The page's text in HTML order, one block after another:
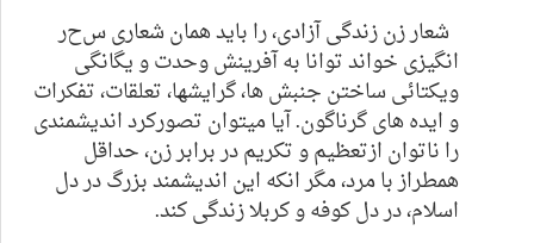
شعار زن زندگی آزادی، را باید همان شعاری سحر
انگیزی خواند توانا به آفرینش وحدت و یگانگی
ویکتائی ساختن جنبش ها، گرایشها، تعلقات، تفکرات
و ایده های گرناگون. آیا میتوان تصورکرد اندیشمندی
را ناتوان ازتعظیم و تکریم در برابر زن، حداقل
همطراز با مرد، مگر انکه این اندیشمند بزرگ در دل
اسلام، در دل کوفه و کربلا زندگی کند.